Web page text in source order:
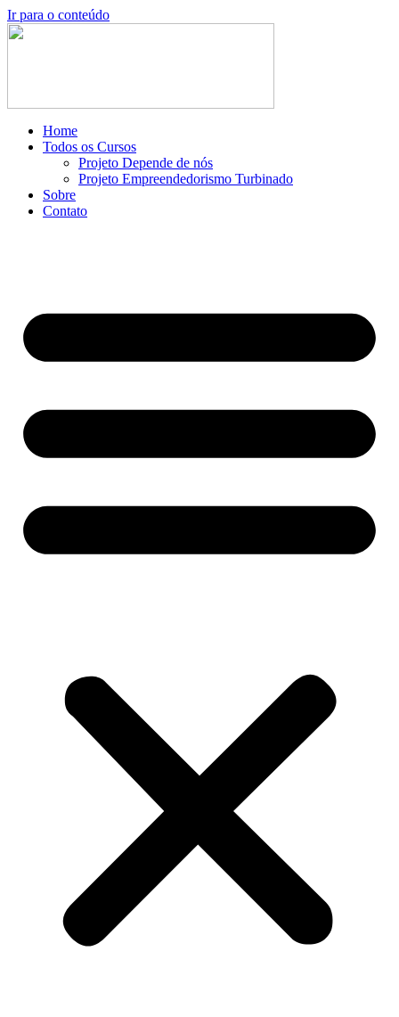
Ir para o conteúdo
Home
Todos os Cursos
Projeto Depende de nós
Projeto Empreendedorismo Turbinado
Sobre
Contato